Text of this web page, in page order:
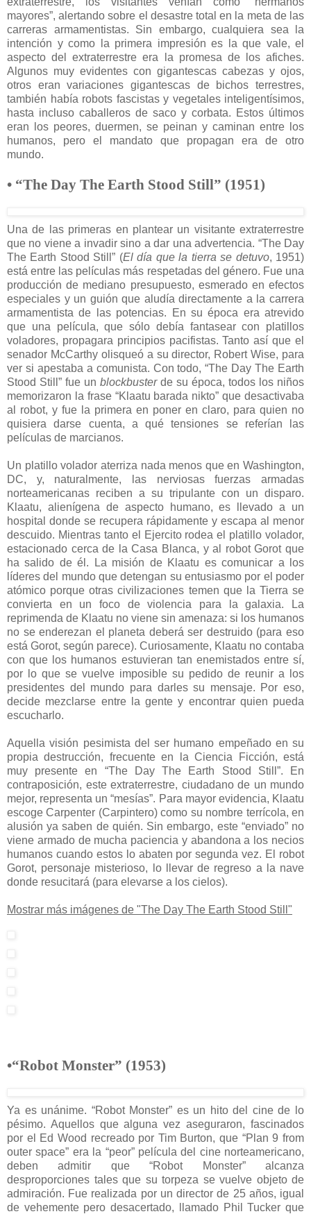
mayores”, alertando sobre el desastre total en la meta de las
carreras armamentistas. Sin embargo, cualquiera sea la
intención y como la primera impresión es la que vale, el
aspecto del extraterrestre era la promesa de los afiches.
Algunos muy evidentes con gigantescas cabezas y ojos,
otros eran variaciones gigantescas de bichos terrestres,
también había robots fascistas y vegetales inteligentísimos,
hasta incluso caballeros de saco y corbata. Estos últimos
eran los peores, duermen, se peinan y caminan entre los
humanos, pero el mandato que propagan era de otro
mundo.
• “The Day The Earth Stood Still” (1951)
Una de las primeras en plantear un visitante extraterrestre
que no viene a invadir sino a dar una advertencia. “The Day
The Earth Stood Still” (El día que la tierra se detuvo, 1951)
está entre las películas más respetadas del género. Fue una
producción de mediano presupuesto, esmerado en efectos
especiales y un guión que aludía directamente a la carrera
armamentista de las potencias. En su época era atrevido
que una película, que sólo debía fantasear con platillos
voladores, propagara principios pacifistas. Tanto así que el
senador McCarthy olisqueó a su director, Robert Wise, para
ver si apestaba a comunista. Con todo, “The Day The Earth
Stood Still” fue un blockbusterde su época, todos los niños
memorizaron la frase “Klaatu barada nikto” que desactivaba
al robot, y fue la primera en poner en claro, para quien no
quisiera darse cuenta, a qué tensiones se referían las
películas de marcianos.
Un platillo volador aterriza nada menos que en Washington,
DC, y, naturalmente, las nerviosas fuerzas armadas
norteamericanas reciben a su tripulante con un disparo.
Klaatu, alienígena de aspecto humano, es llevado a un
hospital donde se recupera rápidamente y escapa al menor
descuido. Mientras tanto el Ejercito rodea el platillo volador,
estacionado cerca de la Casa Blanca, y al robot Gorot que
ha salido de él. La misión de Klaatu es comunicar a los
líderes del mundo que detengan su entusiasmo por el poder
atómico porque otras civilizaciones temen que la Tierra se
convierta en un foco de violencia para la galaxia. La
reprimenda de Klaatu no viene sin amenaza: si los humanos
no se enderezan el planeta deberá ser destruido (para eso
está Gorot, según parece). Curiosamente, Klaatu no contaba
con que los humanos estuvieran tan enemistados entre sí,
por lo que se vuelve imposible su pedido de reunir a los
presidentes del mundo para darles su mensaje. Por eso,
decide mezclarse entre la gente y encontrar quien pueda
escucharlo.
Aquella visión pesimista del ser humano empeñado en su
propia destrucción, frecuente en la Ciencia Ficción, está
muy presente en “The Day The Earth Stood Still”. En
contraposición, este extraterrestre, ciudadano de un mundo
mejor, representa un “mesías”. Para mayor evidencia, Klaatu
escoge Carpenter (Carpintero) como su nombre terrícola, en
alusión ya saben de quién. Sin embargo, este “enviado” no
viene armado de mucha paciencia y abandona a los necios
humanos cuando estos lo abaten por segunda vez. El robot
Gorot, personaje misterioso, lo llevar de regreso a la nave
donde resucitará (para elevarse a los cielos).
Mostrar más imágenes de "The Day The Earth Stood Still"
•“Robot Monster” (1953)
Ya es unánime. “Robot Monster” es un hito del cine de lo
pésimo. Aquellos que alguna vez aseguraron, fascinados
por el Ed Wood recreado por Tim Burton, que “Plan 9 from
outer space” era la “peor” película del cine norteamericano,
deben admitir que “Robot Monster” alcanza
desproporciones tales que su torpeza se vuelve objeto de
admiración. Fue realizada por un director de 25 años, igual
de vehemente pero desacertado, llamado Phil Tucker que